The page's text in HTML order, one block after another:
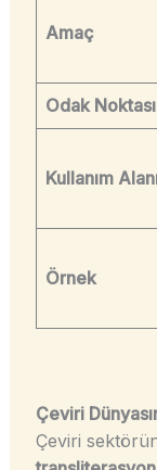
Amaç
Odak Noktası
Kullanım
Örnek
Çeviri
Çeviri